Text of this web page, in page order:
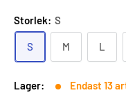
Storlek: S
S M L
Lager: Endast 13